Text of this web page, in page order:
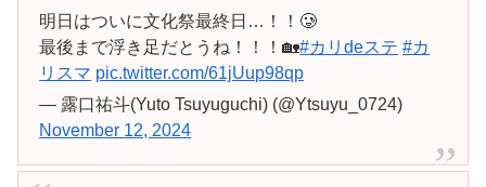
明日はついに文化祭最終日…！！🥲
最後まで浮き足だとうね！！！🏡#カリdeステ #カ
リスマ pic.twitter.com/61jUup98qp
— 露口祐斗(Yuto Tsuyuguchi) (@Ytsuyu_0724)
November 12, 2024